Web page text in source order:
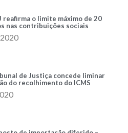
reafirma o limite máximo de 20
nas contribuições sociais
de Justiça concede liminar
do recolhimento do ICMS